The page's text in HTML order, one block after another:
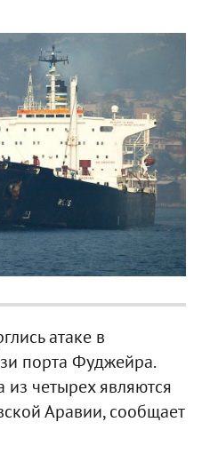
атаке в
порта Фуджейра.
четырех являются
Аравии, сообщает